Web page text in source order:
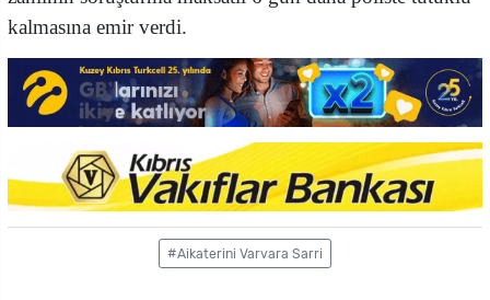
kalmasına emir verdi.
#Aikaterini Varvara Sarri